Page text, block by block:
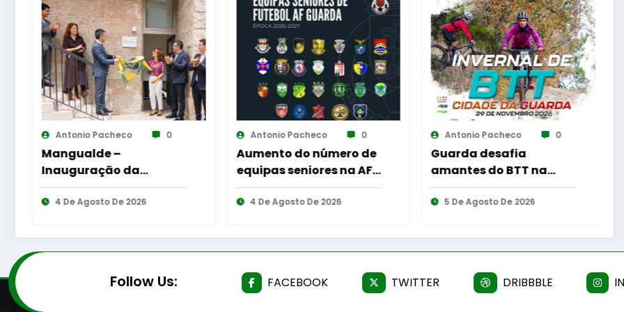
Antonio Pacheco
Aumento do número de
equipas seniores na AF
Guarda
4 De Agosto De 2026
Antonio Pacheco
Guarda desafia
amantes do BTT na
mítica Invernal Cidade
da Guarda
5 De Agosto De 2026
Antonio Pacheco
AF Viseu – Campeonato
da 2.ª Divisão Distrital –
ISOJOFER sorteado
5 De Agosto De 2026
Follow Us: FACEBOOK TWITTER DRIBBBLE